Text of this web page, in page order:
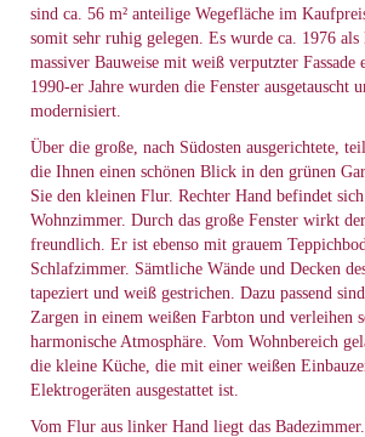
sind ca. 56 m² anteilige Wegefläche im
somit sehr ruhig gelegen. Es wurde ca. 1976
massiver Bauweise mit weiß verputzter
1990-er Jahre wurden die Fenster ausgetauscht
modernisiert.
Über die große, nach Südosten ausgerichtete,
die Ihnen einen schönen Blick in den grünen
Sie den kleinen Flur. Rechter Hand befindet
Wohnzimmer. Durch das große Fenster wirkt
freundlich. Er ist ebenso mit grauem
Schlafzimmer. Sämtliche Wände und Decken
tapeziert und weiß gestrichen. Dazu passend
Zargen in einem weißen Farbton und verleihen
harmonische Atmosphäre. Vom Wohnbereich
die kleine Küche, die mit einer weißen
Elektrogeräten ausgestattet ist.
Vom Flur aus linker Hand liegt das